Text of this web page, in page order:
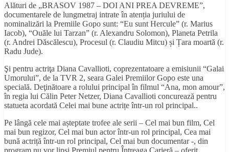
Alături de „BRASOV 1987 – DOI ANI PREA DEVREME”,
documentarele de lungmetraj intrate în atenția juriului de
nominalizări la Premiile Gopo sunt: “Eu sunt Hercule” (r. Marius
Iacob), “Ouăle lui Tarzan” (r. Alexandru Solomon), Planeta Petrila
(r. Andrei Dăscălescu), Procesul (r. Claudiu Mitcu) și Țara moartă (r.
Radu Jude).
Şi pentru actriţa Diana Cavallioti, coprezentatoare a emisiunii “Galai
Umorului”, de la TVR 2, seara Galei Premiilor Gopo este una
specială. Deţinătoare a rolului principal în filmul “Ana, mon amour”,
în regia lui Călin Peter Netzer, Diana Cavallioti concurează pentru
statueta acordată Celei mai bune actrițe într-un rol principal..
Pe lângă cele mai așteptate trofee ale serii – Cel mai bun film, Cel
mai bun regizor, Cel mai bun actor într-un rol principal, Cea mai
bună actriță într-un rol principal, Cel mai bun documentar -, din
program nu vor lipsi Premiul pentru Întreaga Carieră – oferit